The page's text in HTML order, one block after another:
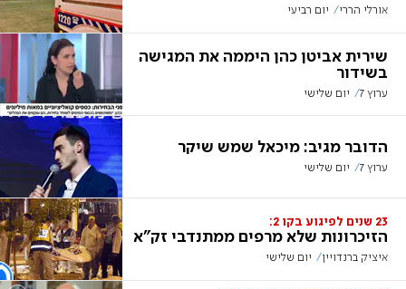
אורלי הררי יום רביעי
שירית אביטן כהן היממה את המגישה
בשידור
ערוץ 7 יום שלישי
הדובר מגיב: מיכאל שמש שיקר
ערוץ 7 יום שלישי
23 שנים לפיגוע בקו 2:
הזיכרונות שלא מרפים ממתנדבי זק"א
איציק ברנדויין יום שלישי